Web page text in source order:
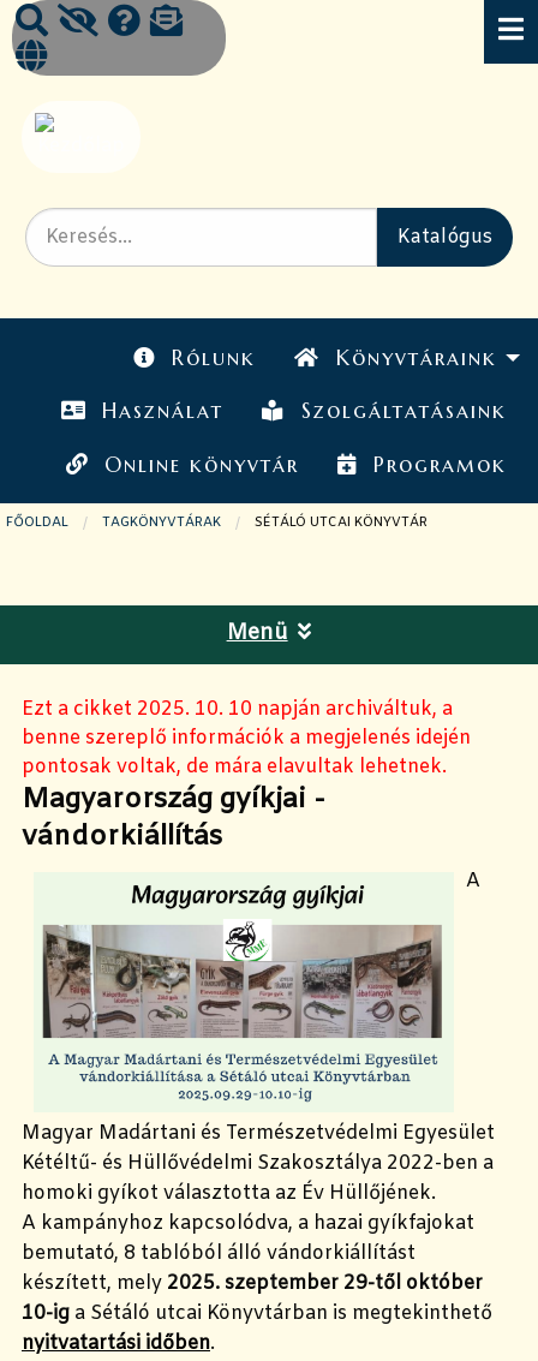
Rólunk Könyvtáraink
Használat Szolgáltatásaink
Online könyvtár Programok
FŐOLDAL TAGKÖNYVTÁRAK JELENLEGI OLDAL:
SÉTÁLÓ UTCAI KÖNYVTÁR
Menü
Ezt a cikket 2025. 10. 10 napján archiváltuk, a
benne szereplő információk a megjelenés idején
pontosak voltak, de mára elavultak lehetnek.
Magyarország gyíkjai -
vándorkiállítás
A
Magyar Madártani és Természetvédelmi Egyesület
Kétéltű- és Hüllővédelmi Szakosztálya 2022-ben a
homoki gyíkot választotta az Év Hüllőjének.
A kampányhoz kapcsolódva, a hazai gyíkfajokat
bemutató, 8 tablóból álló vándorkiállítást
készített, mely 2025. szeptember 29-től október
10-ig a Sétáló utcai Könyvtárban is megtekinthető
nyitvatartási időben.